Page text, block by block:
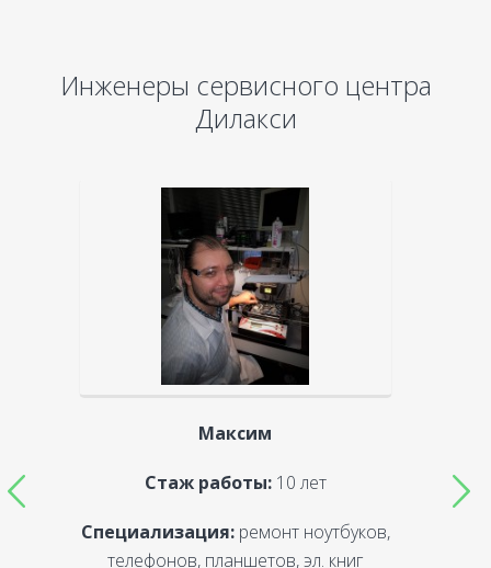
Инженеры сервисного центра
Дилакси
Максим
Стаж работы:10 лет
Специализация:ремонт ноутбуков,
телефонов, планшетов, эл. книг